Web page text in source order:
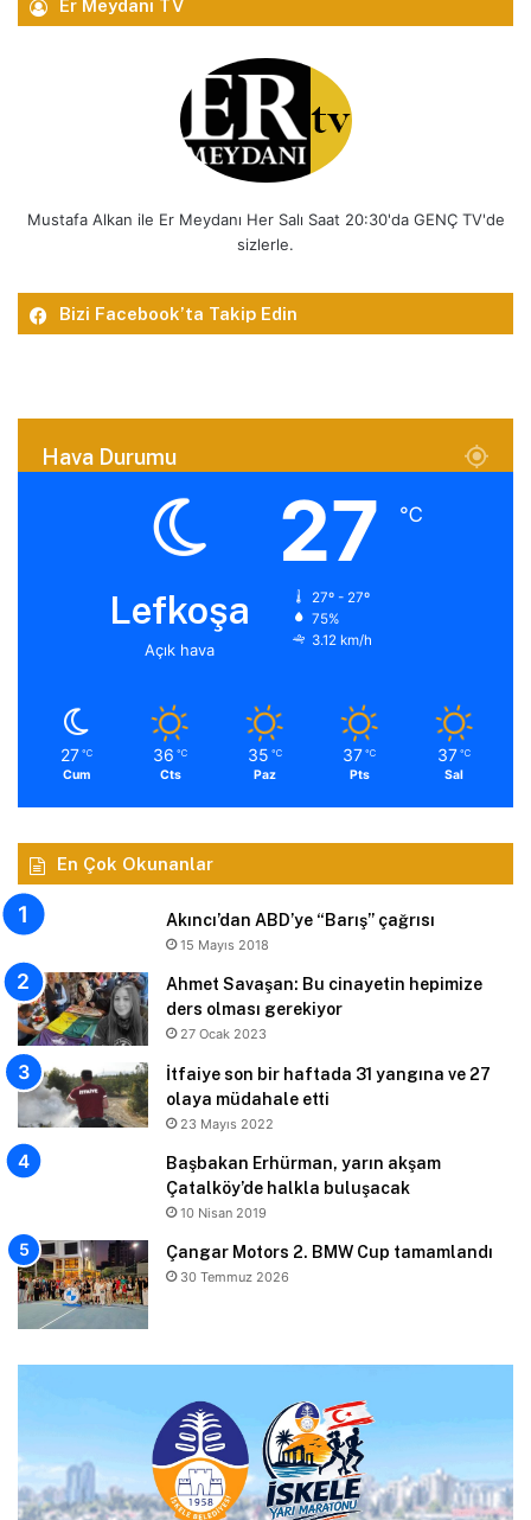
Er Meydanı TV
Mustafa Alkan ile Er Meydanı Her Salı Saat 20:30'da GENÇ TV'de
sizlerle.
Bizi Facebook’ta Takip Edin
Hava Durumu
Lefkoşa
Açık hava
27 ℃
27º - 27º
75%
3.12 km/h
27 ℃
Cum
36 ℃
Cts
35 ℃
Paz
37 ℃
Pts
37 ℃
Sal
En Çok Okunanlar
Akıncı’dan ABD’ye “Barış” çağrısı
15 Mayıs 2018
Ahmet Savaşan: Bu cinayetin hepimize
ders olması gerekiyor
27 Ocak 2023
İtfaiye son bir haftada 31 yangına ve 27
olaya müdahale etti
23 Mayıs 2022
Başbakan Erhürman, yarın akşam
Çatalköy’de halkla buluşacak
10 Nisan 2019
Çangar Motors 2. BMW Cup tamamlandı
30 Temmuz 2026